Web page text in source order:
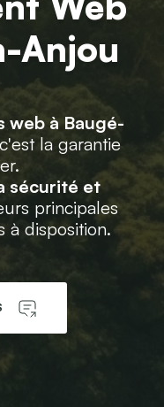
Anjou
web à Baugé-
la garantie
sécurité et
principales
à disposition.